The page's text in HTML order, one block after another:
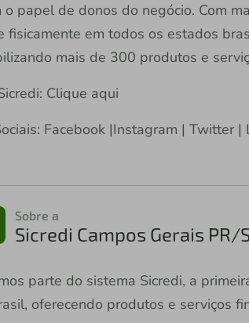
o papel de donos do negócio. Com
fisicamente em todos os estados
mais de 300 produtos e
Clique aqui
Facebook |Instagram | Twitter |
Sobre a
Sicredi Campos Gerais PR/
parte do sistema Sicredi, a
oferecendo produtos e serviços